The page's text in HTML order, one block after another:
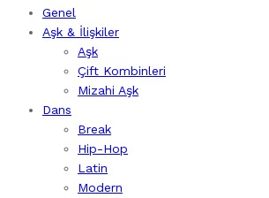
Genel
Aşk & İlişkiler
Aşk
Çift Kombinleri
Mizahi Aşk
Dans
Break
Hip-Hop
Latin
Modern